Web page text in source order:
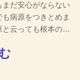
だ安心がならない
病原をつきとめま
と云っても根本の…